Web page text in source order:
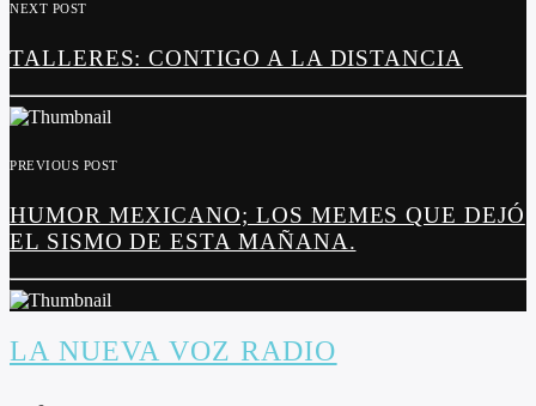
NEXT POST
TALLERES: CONTIGO A LA DISTANCIA
PREVIOUS POST
HUMOR MEXICANO; LOS MEMES QUE DEJÓ
EL SISMO DE ESTA MAÑANA.
LA NUEVA VOZ RADIO